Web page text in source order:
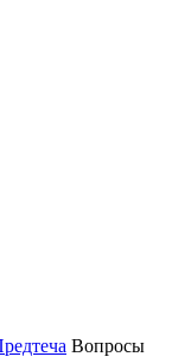
Вопросы